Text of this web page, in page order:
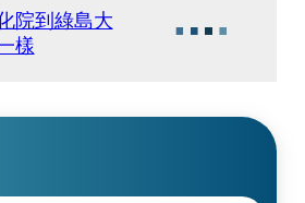
院到綠島大
樣